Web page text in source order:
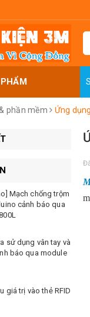
phần mềm Ứng
Mạch chống trộm
cảnh báo qua
sử dụng vân tay và
báo qua module
giá trị vào thẻ RFID